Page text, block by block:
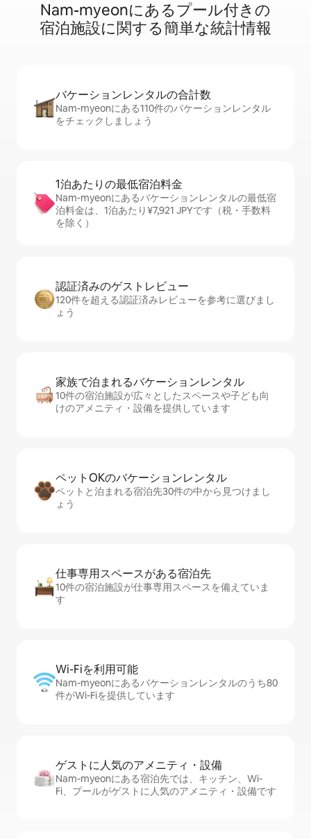
Nam-myeonに⁠あ⁠るプ⁠ー⁠ル⁠付⁠き⁠の
宿⁠泊⁠施⁠設⁠に関⁠す⁠る簡⁠単⁠な統⁠計⁠情⁠報
バケーションレ⁠ン⁠タ⁠ル⁠の合⁠計⁠数
Nam-myeonにある110件のバケーションレンタル
をチェックしましょう
1泊あたりの最⁠低⁠宿⁠泊⁠料⁠金
Nam-myeonにあるバケーションレンタルの最低宿
泊料金は、1泊あたり¥7,921 JPYです（税・手数料
を除く）
認証済みのゲ⁠ス⁠ト⁠レ⁠ビ⁠ュ⁠ー
120件を超える認証済みレビューを参考に選びまし
ょう
家族で泊まれるバ⁠ケ⁠ー⁠シ⁠ョ⁠ンレ⁠ン⁠タ⁠ル
10件の宿泊施設が広々としたスペースや子ども向
けのアメニティ・設備を提供しています
ペットOKのバ⁠ケ⁠ー⁠シ⁠ョ⁠ンレ⁠ン⁠タ⁠ル
ペットと泊まれる宿泊先30件の中から見つけまし
ょう
仕事専用ス⁠ペ⁠ー⁠スがあ⁠る宿⁠泊⁠先
10件の宿泊施設が仕事専用スペースを備えていま
す
Wi-Fiを利⁠用⁠可⁠能
Nam-myeonにあるバケーションレンタルのうち80
件がWi-Fiを提供しています
ゲストに人⁠気⁠のア⁠メ⁠ニ⁠テ⁠ィ・設⁠備
Nam-myeonにある宿泊先では、キッチン、Wi-
Fi、プールがゲストに人気のアメニティ・設備です